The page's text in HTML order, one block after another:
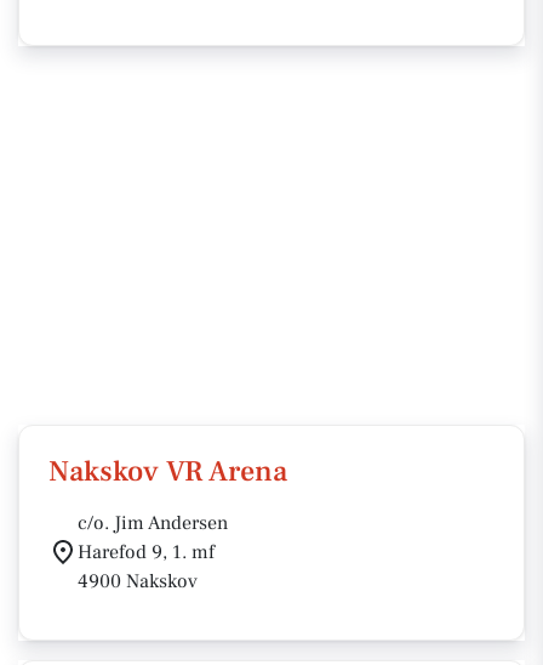
Nakskov VR Arena
c/o. Jim Andersen
Harefod 9, 1. mf
4900 Nakskov